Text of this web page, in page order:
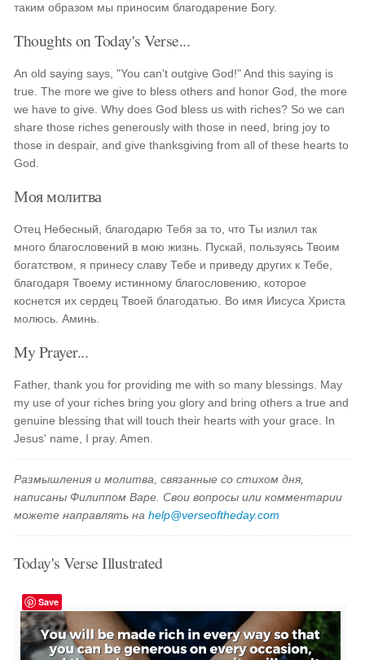
таким образом мы приносим благодарение Богу.
Thoughts on Today's Verse...
An old saying says, "You can't outgive God!" And this saying is
true. The more we give to bless others and honor God, the more
we have to give. Why does God bless us with riches? So we can
share those riches generously with those in need, bring joy to
those in despair, and give thanksgiving from all of these hearts to
God.
Моя молитва
Отец Небесный, благодарю Тебя за то, что Ты излил так
много благословений в мою жизнь. Пускай, пользуясь Твоим
богатством, я принесу славу Тебе и приведу других к Тебе,
благодаря Твоему истинному благословению, которое
коснется их сердец Твоей благодатью. Во имя Иисуса Христа
молюсь. Аминь.
My Prayer...
Father, thank you for providing me with so many blessings. May
my use of your riches bring you glory and bring others a true and
genuine blessing that will touch their hearts with your grace. In
Jesus' name, I pray. Amen.
Размышления и молитва, связанные со стихом дня,
написаны Филиппом Варе. Свои вопросы или комментарии
можете направлять наhelp@verseoftheday.com
Today's Verse Illustrated
Save